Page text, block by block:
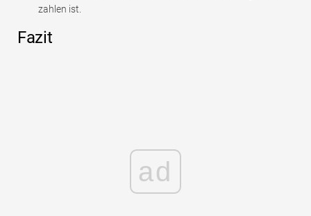
zahlen ist.
Fazit
ad